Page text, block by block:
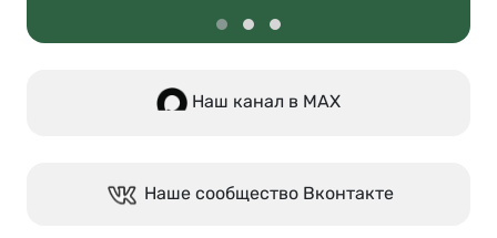
Наш канал в МАХ
Наше сообщество Вконтакте